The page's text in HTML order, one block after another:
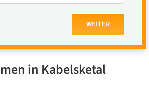
WEITER
in Kabelsketal